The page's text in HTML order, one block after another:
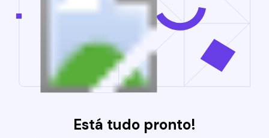
Está tudo pronto!